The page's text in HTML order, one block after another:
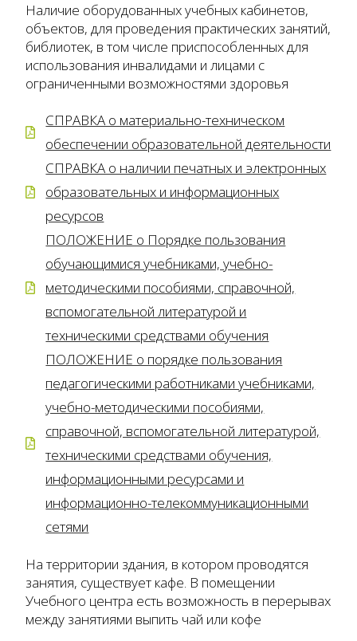
Наличие оборудованных учебных кабинетов,
объектов, для проведения практических занятий,
библиотек, в том числе приспособленных для
использования инвалидами и лицами с
ограниченными возможностями здоровья
СПРАВКА о материально-техническом
обеспечении образовательной деятельности
СПРАВКА о наличии печатных и электронных
образовательных и информационных
ресурсов
ПОЛОЖЕНИЕ о Порядке пользования
обучающимися учебниками, учебно-
методическими пособиями, справочной,
вспомогательной литературой и
техническими средствами обучения
ПОЛОЖЕНИЕ о порядке пользования
педагогическими работниками учебниками,
учебно-методическими пособиями,
справочной, вспомогательной литературой,
техническими средствами обучения,
информационными ресурсами и
информационно-телекоммуникационными
сетями
На территории здания, в котором проводятся
занятия, существует кафе. В помещении
Учебного центра есть возможность в перерывах
между занятиями выпить чай или кофе